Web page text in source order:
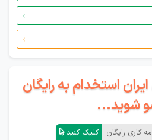
استخدام به رایگان
شوید...
کاری رایگان کلیک کنید